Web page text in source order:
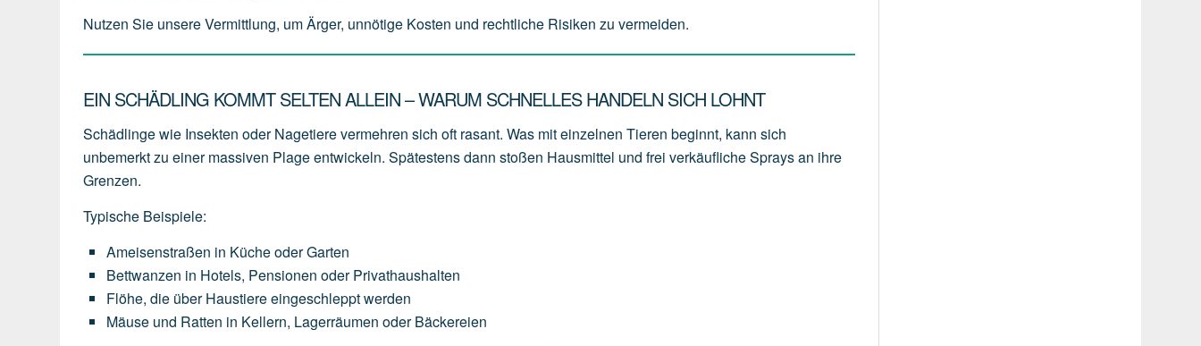
Nutzen Sie unsere Vermittlung, um Ärger, unnötige Kosten und rechtliche Risiken zu vermeiden.
EIN SCHÄDLING KOMMT SELTEN ALLEIN – WARUM SCHNELLES HANDELN SICH LOHNT
Schädlinge wie Insekten oder Nagetiere vermehren sich oft rasant. Was mit einzelnen Tieren beginnt, kann sich
unbemerkt zu einer massiven Plage entwickeln. Spätestens dann stoßen Hausmittel und frei verkäufliche Sprays an ihre
Grenzen.
Typische Beispiele:
Ameisenstraßen in KücheoderGarten
Bettwanzen in Hotels, Pensionen oder Privathaushalten
Flöhe, die über Haustiereeingeschlepptwerden
Mäuse und Ratten in Kellern, Lagerräumen oder Bäckereien